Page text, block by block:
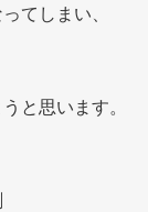
てしまい、
と思います。